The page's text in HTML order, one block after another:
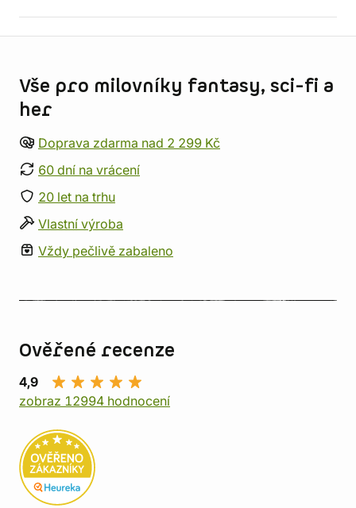
Vše pro milovníky fantasy, sci-fi a
her
Doprava zdarma nad 2 299 Kč
60 dní na vrácení
20 let na trhu
Vlastní výroba
Vždy pečlivě zabaleno
Ověřené recenze
4,9
zobraz 12994 hodnocení